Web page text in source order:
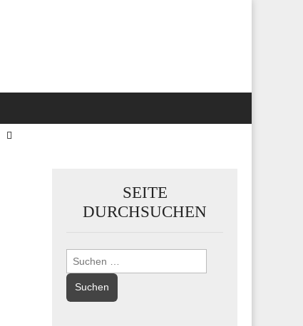
SEITE
DURCHSUCHEN
Suchen
nach: